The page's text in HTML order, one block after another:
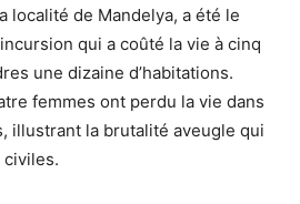
localité de Mandelya, a été le
qui a coûté la vie à cinq
une dizaine d’habitations.
femmes ont perdu la vie dans
illustrant la brutalité aveugle qui